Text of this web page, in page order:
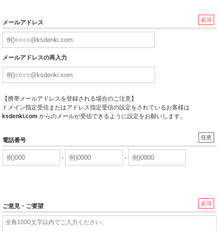
必須
メールアドレス
メールアドレスの再入力
【携帯メールアドレスを登録される場合のご注意】
ドメイン指定受信またはアドレス指定受信の設定をされているお客様は
ksdenki.com からのメールが受信できるように設定をお願いします。
任意
電話番号
- -
必須
ご意見・ご要望